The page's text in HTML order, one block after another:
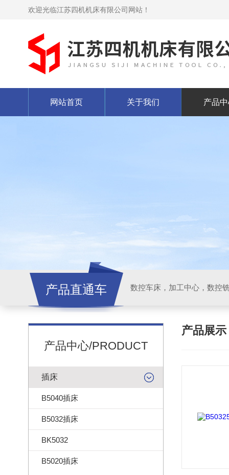
欢迎光临江苏四机机床有限公司网站！
网站首页 关于我们 产品
产品直通车
产品中心/PRODUCT
插床
B5040插床
B5032插床
BK5032
B5020插床
产品展示